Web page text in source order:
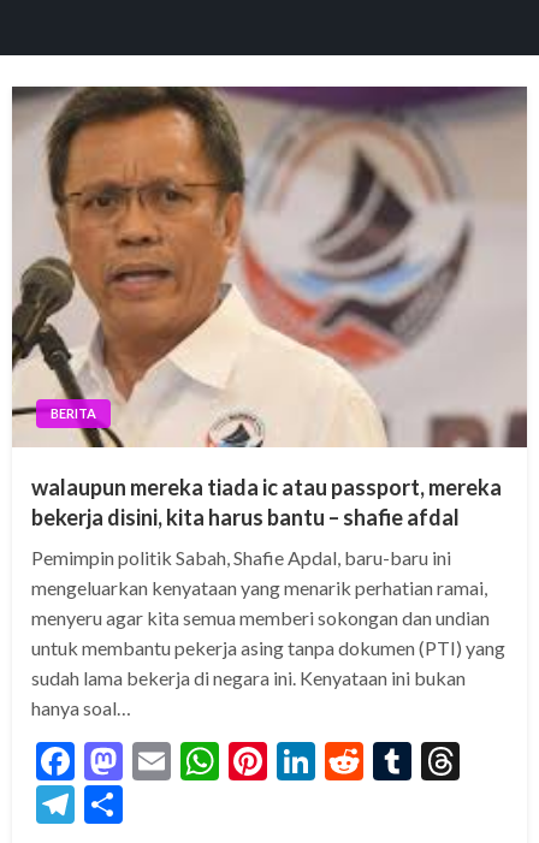
BERITA
walaupun mereka tiada ic atau passport, mereka
bekerja disini, kita harus bantu – shafie afdal
Pemimpin politik Sabah, Shafie Apdal, baru-baru ini
mengeluarkan kenyataan yang menarik perhatian ramai,
menyeru agar kita semua memberi sokongan dan undian
untuk membantu pekerja asing tanpa dokumen (PTI) yang
sudah lama bekerja di negara ini. Kenyataan ini bukan
hanya soal…
Facebook
Mastodon
EmailWhatsApp
Pinterest
LinkedIn
RedditTumblr
Telegram